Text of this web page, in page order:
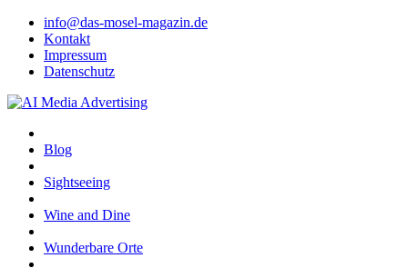
info@das-mosel-magazin.de
Kontakt
Impressum
Datenschutz
Blog
Sightseeing
Wine and Dine
Wunderbare Orte